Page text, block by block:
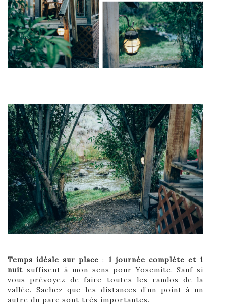
Temps idéale sur place : 1 journée complète et 1
nuit suffisent à mon sens pour Yosemite. Sauf si
vous prévoyez de faire toutes les randos de la
vallée. Sachez que les distances d’un point à un
autre du parc sont très importantes.